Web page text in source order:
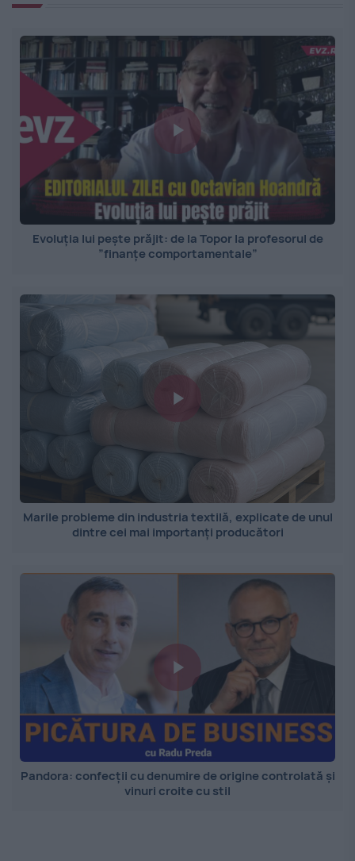
Evoluția lui pește prăjit: de la Topor la profesorul de
”finanțe comportamentale”
Marile probleme din industria textilă, explicate de unul
dintre cei mai importanți producători
Pandora: confecții cu denumire de origine controlată și
vinuri croite cu stil